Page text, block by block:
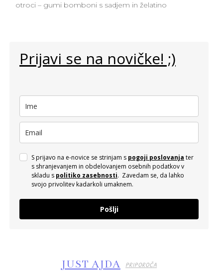
otroci – gumi bomboni s sadjem in želatino
Prijavi se na novičke! ;)
S prijavo na e-novice se strinjam s pogoji poslovanja ter
s shranjevanjem in obdelovanjem osebnih podatkov v
skladu s politiko zasebnosti. Zavedam se, da lahko
svojo privolitev kadarkoli umaknem.
Pošlji
JUST AJDA PRIPOROČA